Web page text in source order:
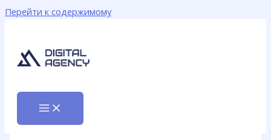
Перейти к содержимому